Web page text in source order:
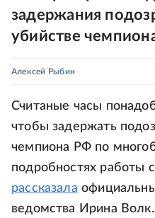
задержания
убийстве
Алексей Рыбин
Считаные часы
чтобы задержать
чемпиона РФ по
подробностях работы
рассказала
ведомства Ирина Волк.